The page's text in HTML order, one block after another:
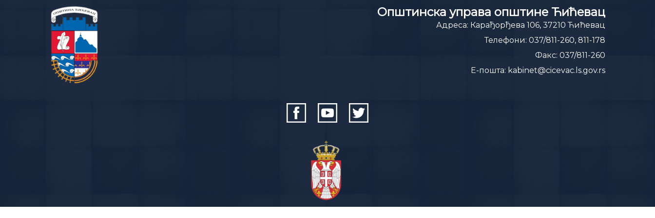
Општинска управа општине Ћићевац
Адреса: Карађорђева 106, 37210 Ћићевац
Телефони: 037/811-260, 811-178
Факс: 037/811-260
E-пошта: kabinet@cicevac.ls.gov.rs